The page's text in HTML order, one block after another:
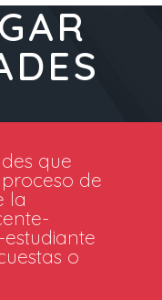
que
de
la
o